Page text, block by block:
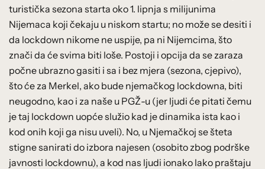
turistička sezona starta oko 1. lipnja s milijunima
Nijemaca koji čekaju u niskom startu; no može se desiti i
da lockdown nikome ne uspije, pa ni Nijemcima, što
znači da će svima biti loše. Postoji i opcija da se zaraza
počne ubrazno gasiti i sa i bez mjera (sezona, cjepivo),
što će za Merkel, ako bude njemačkog lockdowna, biti
neugodno, kao i za naše u PGŽ-u (jer ljudi će pitati čemu
je taj lockdown uopće služio kad je dinamika ista kao i
kod onih koji ga nisu uveli). No, u Njemačkoj se šteta
stigne sanirati do izbora najesen (osobito zbog podrške
javnosti lockdownu), a kod nas ljudi ionako lako praštaju